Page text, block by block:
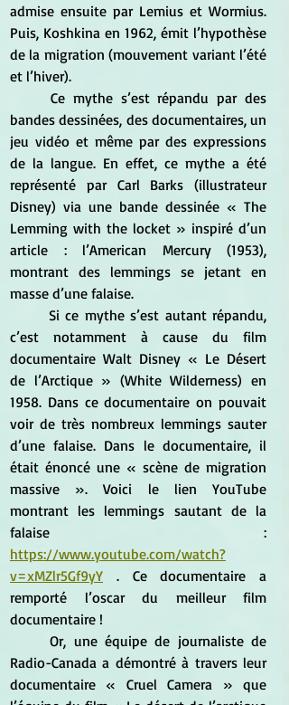
admise ensuite par Lemius et Wormius.
Puis, Koshkina en 1962, émit l’hypothèse
de la migration (mouvement variant l’été
et l’hiver).
bandes dessinées, des documentaires, un
jeu vidéo et même par des expressions
de la langue. En effet, ce mythe a été
représenté par Carl Barks (illustrateur
Disney) via une bande dessinée « The
Lemming with the locket » inspiré d’un
article : l’American Mercury (1953),
montrant des lemmings se jetant en
masse d’une falaise.
c’est notamment à cause du film
documentaire Walt Disney « Le Désert
de l’Arctique » (White Wilderness) en
1958. Dans ce documentaire on pouvait
voir de très nombreux lemmings sauter
d’une falaise. Dans le documentaire, il
était énoncé une « scène de migration
massive ». Voici le lien YouTube
montrant les lemmings sautant de la
https://www.youtube.com/watch?
v=xMZlr5Gf9yY . Ce documentaire a
remporté l’oscar du meilleur film
documentaire !
	Or, une équipe de journaliste de
Radio-Canada a démontré à travers leur
documentaire « Cruel Camera » que